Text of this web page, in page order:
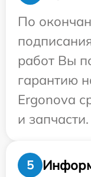
По
работ Вы
гарантию
Ergonova
и запчасти.
5